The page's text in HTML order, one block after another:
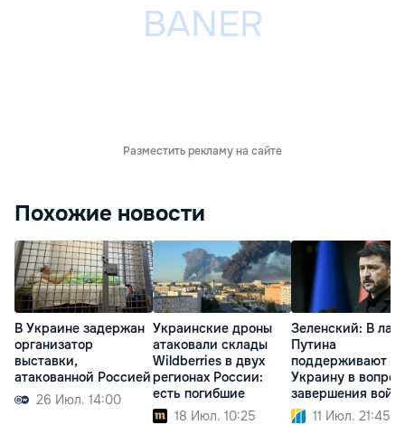
Разместить рекламу на сайте
Похожие новости
В Украине задержан
организатор
выставки,
атакованной Россией
26 Июл. 14:00
Украинские дроны
атаковали склады
Wildberries в двух
регионах России:
есть погибшие
18 Июл. 10:25
Зеленский: В
Путина
поддерживают
Украину в
завершения
11 Июл. 21:45